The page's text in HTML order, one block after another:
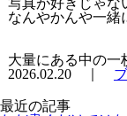
写真が好きじゃな
なんやかんや一
大量にある中の一
2026.02.20 ｜
最近の記事